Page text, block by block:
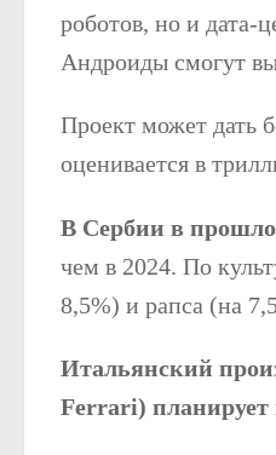
роботов, но и дата-
Андроиды смогут
Проект может дать
оценивается в
В Сербии в
чем в 2024. По
8,5%) и рапса (на
Итальянский
Ferrari)